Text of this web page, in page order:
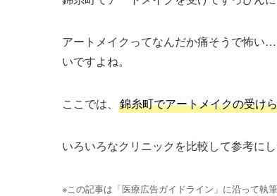
アートメイクってなんだか痛そうで怖い
いですよね。
ここでは、 錦糸町でアートメイクの受け
いろいろなクリニックを比較して参考に
※この記事は「医療広告ガイドライン」に沿って執筆